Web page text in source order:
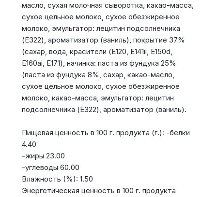
масло, сухая молочная сыворотка, какао-масса,
сухое цельное молоко, сухое обезжиренное
молоко, эмульгатор: лецитин подсолнечника
(E322), ароматизатор (ваниль), покрытие 37%
(сахар, вода, красители (E120, E141ii, E150d,
E160ai, E171), начинка: паста из фундука 25%
(паста из фундука 8%, сахар, какао-масло,
сухое цельное молоко, сухое обезжиренное
молоко, какао-масса, эмульгатор: лецитин
подсолнечника (E322), ароматизатор (ваниль).
Пищевая ценность в 100 г. продукта (г.): -белки
4.40
-жиры 23.00
-углеводы 60.00
Влажность (%): 1.50
Энергетическая ценность в 100 г. продукта